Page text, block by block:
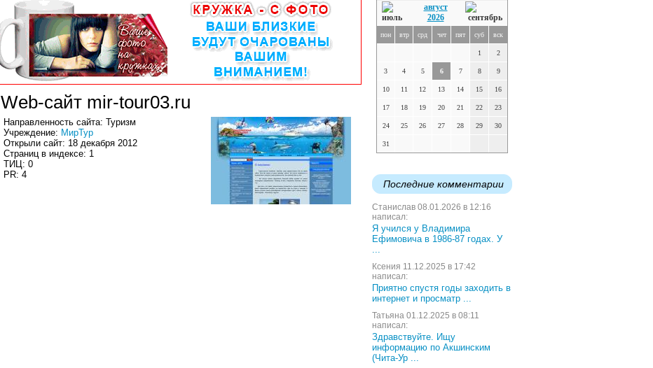
Web-сайт mir-tour03.ru
Направленность сайта: Туризм
Учреждение: МирТур
Открыли сайт: 18 декабря 2012
Страниц в индексе: 1
ТИЦ: 0
PR: 4
август
2026
пон втр срд чет пят суб вск
1 2
3 4 5 6 7 8 9
10 11 12 13 14 15 16
17 18 19 20 21 22 23
24 25 26 27 28 29 30
31
Последние комментарии
Станислав 08.01.2026 в 12:16
написал:
Я учился у Владимира
Ефимовича в 1986-87 годах. У
...
Ксения 11.12.2025 в 17:42
написал:
Приятно спустя годы заходить в
интернет и просматр ...
Татьяна 01.12.2025 в 08:11
написал:
Здравствуйте. Ищу
информацию по Акшинским
(Чита-Ур ...